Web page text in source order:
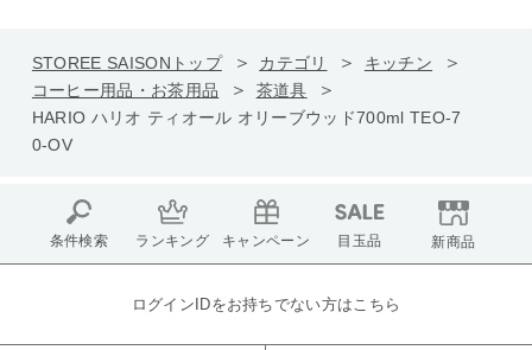
STOREE SAISONトップ カテゴリ
キッチン
コーヒー用品・お茶用品
茶道具
HARIO ハリオ ティオール オリーブウッド700ml TEO-7
0-OV
条件検索 ランキング キャンペーン 目玉品 新商品
ログインIDをお持ちでない方はこちら